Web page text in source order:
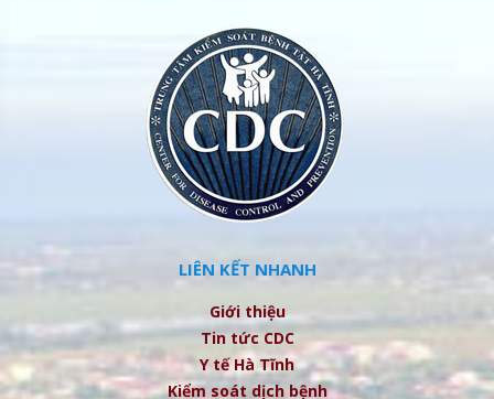
LIÊN KẾT NHANH
Giới thiệu
Tin tức CDC
Y tế Hà Tĩnh
Kiểm soát dịch bệnh